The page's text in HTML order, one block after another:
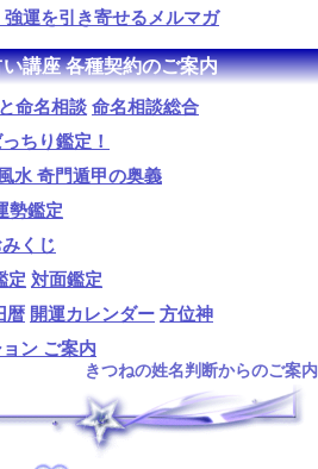
運を引き寄せるメルマガ
講座 各種契約のご案内
命名相談 命名相談総合
ちり鑑定！
水 奇門遁甲の奥義
勢鑑定
くじ
定 対面鑑定
暦 開運カレンダー 方位神
ン ご案内
きつねの姓名判断からのご案内